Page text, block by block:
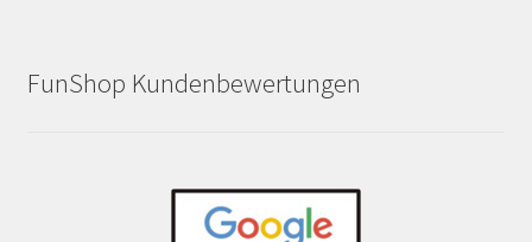
FunShop Kundenbewertungen